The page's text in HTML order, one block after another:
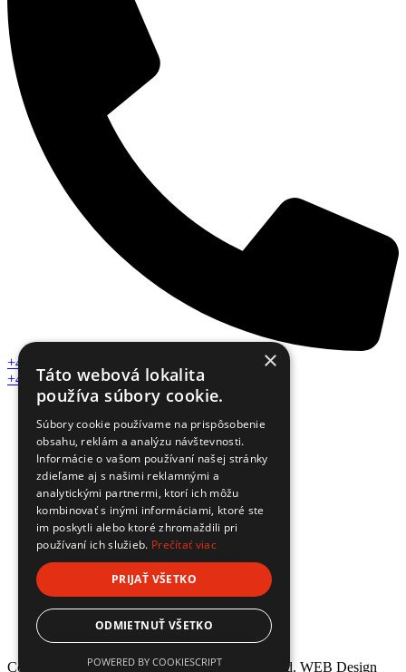
+421 918 412 186
+421 918 750 005
Ochrana osobných údajov
Práva dotknutej osoby
Copyright © 2025 J.T. AUTO, All rights reserved. WEB Design
×
Táto webová lokalita
používa súbory cookie.
Súbory cookie používame na prispôsobenie
obsahu, reklám a analýzu návštevnosti.
Informácie o vašom používaní našej stránky
zdieľame aj s našimi reklamnými a
analytickými partnermi, ktorí ich môžu
kombinovať s inými informáciami, ktoré ste
im poskytli alebo ktoré zhromaždili pri
používaní ich služieb. Prečítať viac
PRIJAŤ VŠETKO
ODMIETNUŤ VŠETKO
POWERED BY COOKIESCRIPT